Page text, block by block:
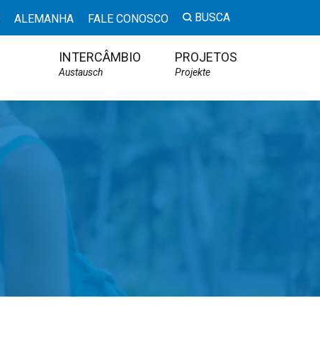
ALEMANHA FALE CONOSCO BUSCA
INTERCÂMBIO
Austausch
PROJETOS
Projekte